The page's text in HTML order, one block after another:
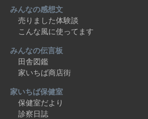
みんなの感想文
売りました体験談
こんな風に使ってます
みんなの伝言板
田舎図鑑
家いちば商店街
家いちば保健室
保健室だより
診察日誌